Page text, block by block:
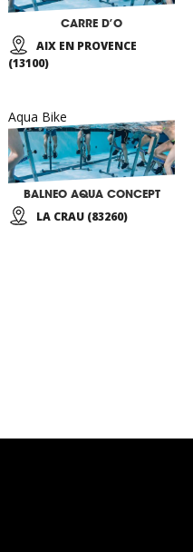
CARRE D’O
AIX EN PROVENCE
(13100)
Aqua Bike
BALNEO AQUA CONCEPT
LA CRAU (83260)